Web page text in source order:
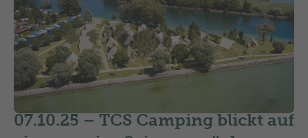
07.10.25 –TCS Camping blickt auf